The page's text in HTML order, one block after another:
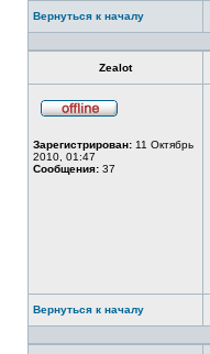
Вернуться к началу
Zealot
сети
Зарегистрирован: 11 Октябрь
2010, 01:47
Сообщения: 37
Вернуться к началу